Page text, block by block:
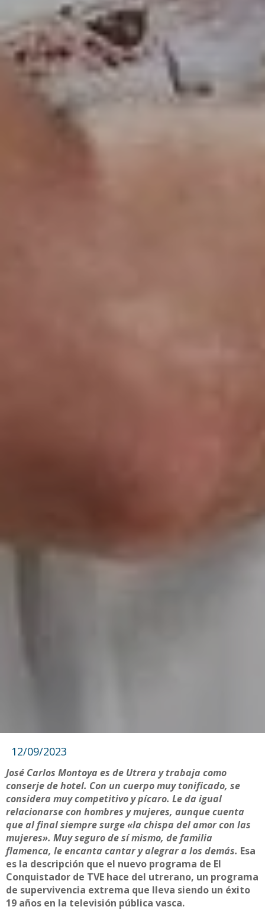
12/09/2023
José Carlos Montoya es de Utrera y trabaja como
conserje de hotel. Con un cuerpo muy tonificado, se
considera muy competitivo y pícaro. Le da igual
relacionarse con hombres y mujeres, aunque cuenta
que al final siempre surge «la chispa del amor con las
mujeres». Muy seguro de sí mismo, de familia
flamenca, le encanta cantar y alegrar a los demás. Esa
es la descripción que el nuevo programa de El
Conquistador de TVE hace del utrerano, un programa
de supervivencia extrema que lleva siendo un éxito
19 años en la televisión pública vasca.